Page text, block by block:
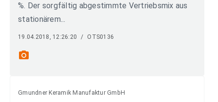
%. Der sorgfältig abgestimmte Vertriebsmix aus
stationärem...
19.04.2018, 12:26:20 / OTS0136
photo_camera
Gmundner Keramik Manufaktur GmbH